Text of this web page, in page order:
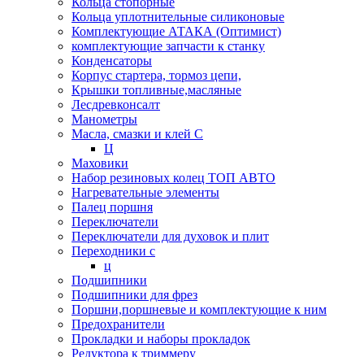
Кольца уплотнительные силиконовые
Комплектующие АТАКА (Оптимист)
комплектующие запчасти к станку
Конденсаторы
Корпус стартера, тормоз цепи,
Крышки топливные,масляные
Лесдревконсалт
Манометры
Масла, смазки и клей С
Ц
Маховики
Набор резиновых колец ТОП АВТО
Нагревательные элементы
Палец поршня
Переключатели
Переключатели для духовок и плит
Переходники с
ц
Подшипники
Подшипники для фрез
Поршни,поршневые и комплектующие к ним
Предохранители
Прокладки и наборы прокладок
Редуктора к триммеру